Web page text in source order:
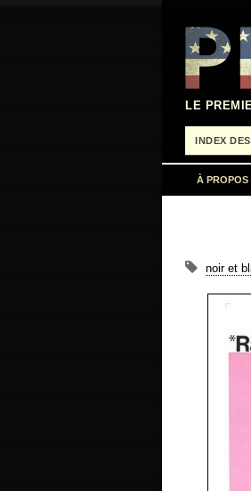
contenu
LE
INDEX
À PROPOS
noir et